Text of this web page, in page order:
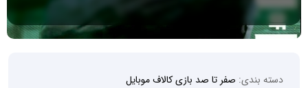
دسته بندی: صفر تا صد بازی کالاف موبایل